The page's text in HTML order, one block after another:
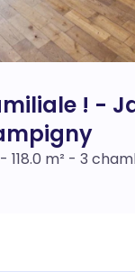
! -
m² - 3